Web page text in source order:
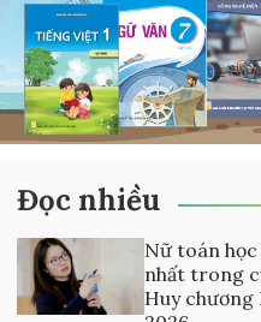
Đọc nhiều
Nữ toán học
nhất trong
Huy chương